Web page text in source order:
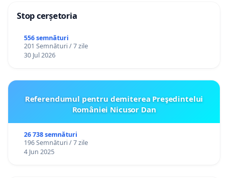
Stop cerșetoria
556 semnături
201 Semnături / 7 zile
30 Jul 2026
Referendumul pentru demiterea Preşedintelui
României Nicusor Dan
26 738 semnături
196 Semnături / 7 zile
4 Jun 2025